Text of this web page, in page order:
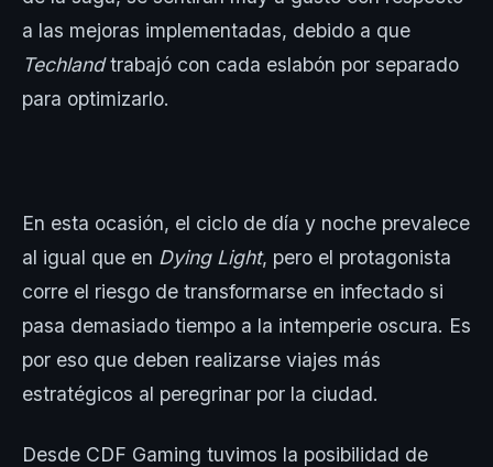
a las mejoras implementadas, debido a que
Techlandtrabajó con cada eslabón por separado
para optimizarlo.
En esta ocasión, el ciclo de día y noche prevalece
al igual que en Dying Light, pero el protagonista
corre el riesgo de transformarse en infectado si
pasa demasiado tiempo a la intemperie oscura. Es
por eso que deben realizarse viajes más
estratégicos al peregrinar por la ciudad.
Desde CDF Gaming tuvimos la posibilidad de